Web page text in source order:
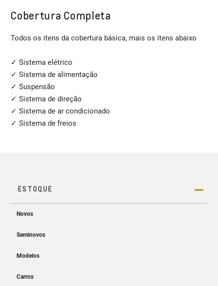
Cobertura Completa
Todos os itens da cobertura básica, mais os itens abaixo
✓ Sistema elétrico
✓ Sistema de alimentação
✓ Suspensão
✓ Sistema de direção
✓ Sistema de ar condicionado
✓ Sistema de freios